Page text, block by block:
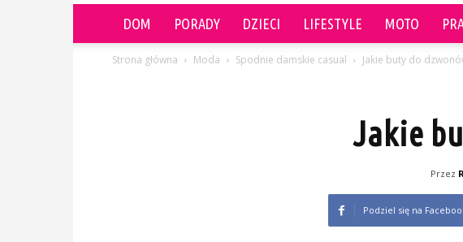
DOM PORADY DZIECI LIFESTYLE MOTO
Strona główna Moda Spodnie damskie casual Jakie buty do
Jakie
Przez
Podziel się na